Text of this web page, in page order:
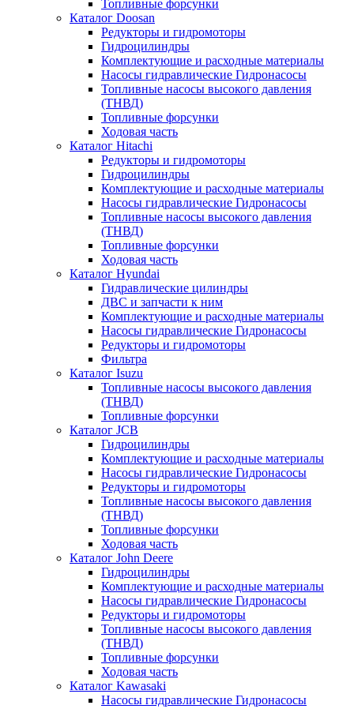
Топливные форсунки
Каталог Doosan
Редукторы и гидромоторы
Гидроцилиндры
Комплектующие и расходные материалы
Насосы гидравлические Гидронасосы
Топливные насосы высокого давления
(ТНВД)
Топливные форсунки
Ходовая часть
Каталог Hitachi
Редукторы и гидромоторы
Гидроцилиндры
Комплектующие и расходные материалы
Насосы гидравлические Гидронасосы
Топливные насосы высокого давления
(ТНВД)
Топливные форсунки
Ходовая часть
Каталог Hyundai
Гидравлические цилиндры
ДВС и запчасти к ним
Комплектующие и расходные материалы
Насосы гидравлические Гидронасосы
Редукторы и гидромоторы
Фильтра
Каталог Isuzu
Топливные насосы высокого давления
(ТНВД)
Топливные форсунки
Каталог JCB
Гидроцилиндры
Комплектующие и расходные материалы
Насосы гидравлические Гидронасосы
Редукторы и гидромоторы
Топливные насосы высокого давления
(ТНВД)
Топливные форсунки
Ходовая часть
Каталог John Deere
Гидроцилиндры
Комплектующие и расходные материалы
Насосы гидравлические Гидронасосы
Редукторы и гидромоторы
Топливные насосы высокого давления
(ТНВД)
Топливные форсунки
Ходовая часть
Каталог Kawasaki
Насосы гидравлические Гидронасосы